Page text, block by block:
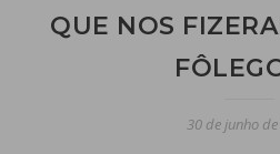
QUE NOS
30 de junho